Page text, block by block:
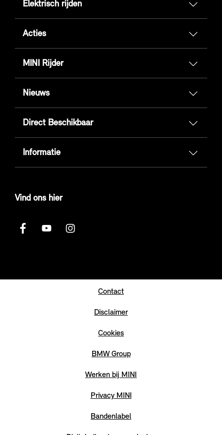
Elektrisch rijden
Acties
MINI Rijder
Nieuws
Direct Beschikbaar
Informatie
Vind ons hier
Contact
Disclaimer
Cookies
BMW Group
Werken bij MINI
Privacy MINI
Bandenlabel